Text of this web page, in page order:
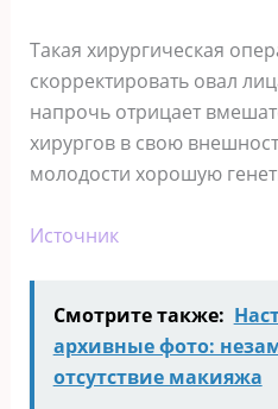
Такая хирургическая
скорректировать овал
напрочь отрицает
хирургов в свою
молодости хорошую
Источник
Смотрите также:
архивные фото:
отсутствие макияжа